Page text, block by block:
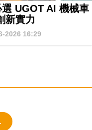
UGOT AI 機械車
新實力
2026 16:29